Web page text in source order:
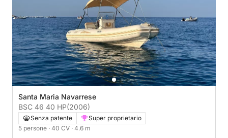
Santa Maria Navarrese
BSC 46 40 HP(2006)
Senza patente
Super proprietario
5 persone · 40 CV · 4.6 m